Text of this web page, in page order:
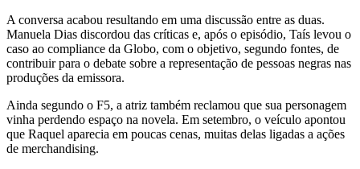
A conversa acabou resultando em uma discussão entre as duas.
Manuela Dias discordou das críticas e, após o episódio, Taís levou o
caso ao compliance da Globo, com o objetivo, segundo fontes, de
contribuir para o debate sobre a representação de pessoas negras nas
produções da emissora.
Ainda segundo o F5, a atriz também reclamou que sua personagem
vinha perdendo espaço na novela. Em setembro, o veículo apontou
que Raquel aparecia em poucas cenas, muitas delas ligadas a ações
de merchandising.